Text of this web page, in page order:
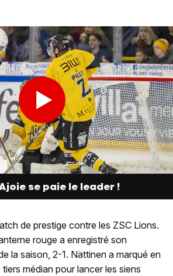
se paie le leader !
de prestige contre les ZSC Lions.
rouge a enregistré son
la saison, 2-1. Nättinen a marqué en
médian pour lancer les siens